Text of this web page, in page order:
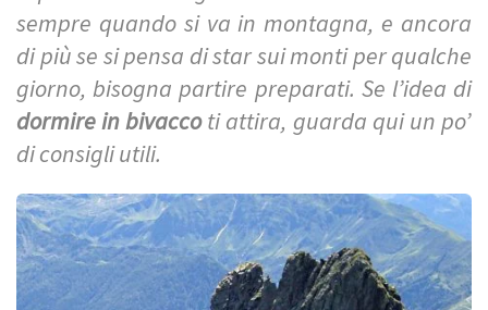
sempre quando si va in montagna, e ancora
di più se si pensa di star sui monti per qualche
giorno, bisogna partire preparati. Se l’idea di
dormire in bivaccoti attira, guarda qui un po’
di consigli utili.